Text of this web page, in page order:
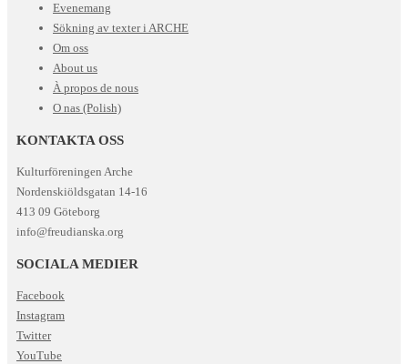
Evenemang
Sökning av texter i ARCHE
Om oss
About us
À propos de nous
O nas (Polish)
KONTAKTA OSS
Kulturföreningen Arche
Nordenskiöldsgatan 14-16
413 09 Göteborg
info@freudianska.org
SOCIALA MEDIER
Facebook
Instagram
Twitter
YouTube